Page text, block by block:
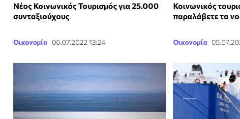
Νέος Κοινωνικός Τουρισμός για 25.000
συνταξιούχους
Οικονομία 06.07.2022 13:24
Κοινωνικός
παραλάβετε τα
Οικονομία